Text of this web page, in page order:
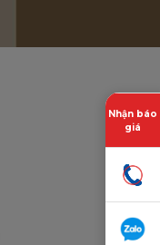
Nhận báo
giá